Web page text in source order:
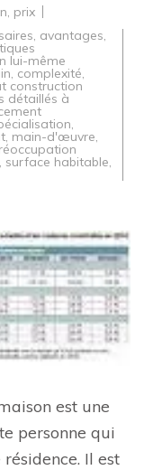
, prix
, avantages,
lui-même
, complexité,
construction
détaillés à
,
, main-d'œuvre,
, surface habitable,
est une
personne qui
Il est